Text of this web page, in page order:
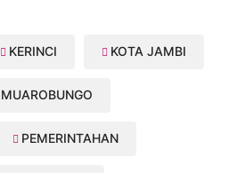
KERINCI KOTA JAMBI
MUAROBUNGO
PEMERINTAHAN